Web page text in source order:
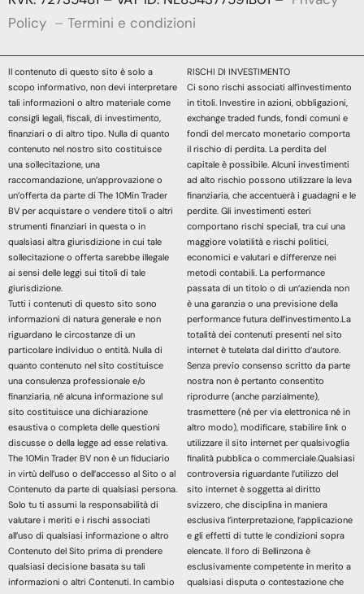
Policy – Termini e condizioni
Il contenuto di questo sito è solo a
scopo informativo, non devi interpretare
tali informazioni o altro materiale come
consigli legali, fiscali, di investimento,
finanziari o di altro tipo. Nulla di quanto
contenuto nel nostro sito costituisce
una sollecitazione, una
raccomandazione, un’approvazione o
un’offerta da parte di The 10Min Trader
BV per acquistare o vendere titoli o altri
strumenti finanziari in questa o in
qualsiasi altra giurisdizione in cui tale
sollecitazione o offerta sarebbe illegale
ai sensi delle leggi sui titoli di tale
giurisdizione.
Tutti i contenuti di questo sito sono
informazioni di natura generale e non
riguardano le circostanze di un
particolare individuo o entità. Nulla di
quanto contenuto nel sito costituisce
una consulenza professionale e/o
finanziaria, né alcuna informazione sul
sito costituisce una dichiarazione
esaustiva o completa delle questioni
discusse o della legge ad esse relativa.
The 10Min Trader BV non è un fiduciario
in virtù dell’uso o dell’accesso al Sito o al
Contenuto da parte di qualsiasi persona.
Solo tu ti assumi la responsabilità di
valutare i meriti e i rischi associati
all’uso di qualsiasi informazione o altro
Contenuto del Sito prima di prendere
qualsiasi decisione basata su tali
informazioni o altri Contenuti. In cambio
RISCHI DI INVESTIMENTO
Ci sono rischi associati all’investimento
in titoli. Investire in azioni, obbligazioni,
exchange traded funds, fondi comuni e
fondi del mercato monetario comporta
il rischio di perdita. La perdita del
capitale è possibile. Alcuni investimenti
ad alto rischio possono utilizzare la leva
finanziaria, che accentuerà i guadagni e le
perdite. Gli investimenti esteri
comportano rischi speciali, tra cui una
maggiore volatilità e rischi politici,
economici e valutari e differenze nei
metodi contabili. La performance
passata di un titolo o di un’azienda non
è una garanzia o una previsione della
performance futura dell’investimento.La
totalità dei contenuti presenti nel sito
internet è tutelata dal diritto d’autore.
Senza previo consenso scritto da parte
nostra non è pertanto consentito
riprodurre (anche parzialmente),
trasmettere (né per via elettronica né in
altro modo), modificare, stabilire link o
utilizzare il sito internet per qualsivoglia
finalità pubblica o commerciale.Qualsiasi
controversia riguardante l’utilizzo del
sito internet è soggetta al diritto
svizzero, che disciplina in maniera
esclusiva l’interpretazione, l’applicazione
e gli effetti di tutte le condizioni sopra
elencate. Il foro di Bellinzona è
esclusivamente competente in merito a
qualsiasi disputa o contestazione che